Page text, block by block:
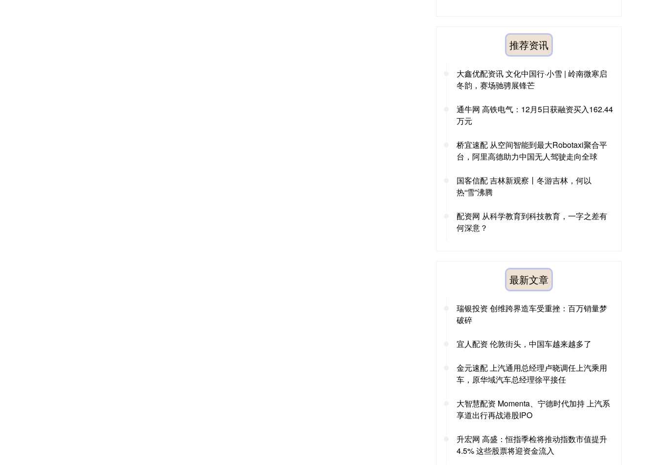
推荐资讯
大鑫优配资讯 文化中国行·小雪 | 岭南微寒启
冬韵，赛场驰骋展锋芒
通牛网 高铁电气：12月5日获融资买入162.44
万元
桥宜速配 从空间智能到最大Robotaxi聚合平
台，阿里高德助力中国无人驾驶走向全球
国客信配 吉林新观察丨冬游吉林，何以
热“雪”沸腾
配资网 从科学教育到科技教育，一字之差有
何深意？
最新文章
瑞银投资 创维跨界造车受重挫：百万销量梦
破碎
宜人配资 伦敦街头，中国车越来越多了
金元速配 上汽通用总经理卢晓调任上汽乘用
车，原华域汽车总经理徐平接任
大智慧配资 Momenta、宁德时代加持 上汽系
享道出行再战港股IPO
升宏网 高盛：恒指季检将推动指数市值提升
4.5% 这些股票将迎资金流入